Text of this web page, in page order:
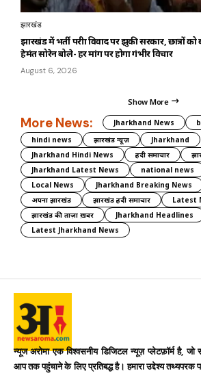
झारखंड
झारखंड में भर्ती परीक्षा विवाद पर झुकी सरकार, छात्रों
हेमंत सोरेन बोले- हर मांग पर होगा गंभीर विचार
August 6, 2026
Show More
More News: Jharkhand News
hindi news
झारखंड न्यूज़
Jharkhand
Jharkhand Hindi News
हिंदी समाचार
Jharkhand Latest News
national news
Local News
Jharkhand Breaking News
अपना झारखंड
झारखंड हिंदी समाचार
Latest
झारखंड की ताज़ा ख़बर
Jharkhand Headlines
Latest Jharkhand News
न्यूज अरोमा एक विश्वसनीय डिजिटल न्यूज़ प्लेटफ़ॉर्म है, जो
आप तक पहुंचाने के लिए प्रतिबद्ध है। हमारा उद्देश्य तथ्यपरक